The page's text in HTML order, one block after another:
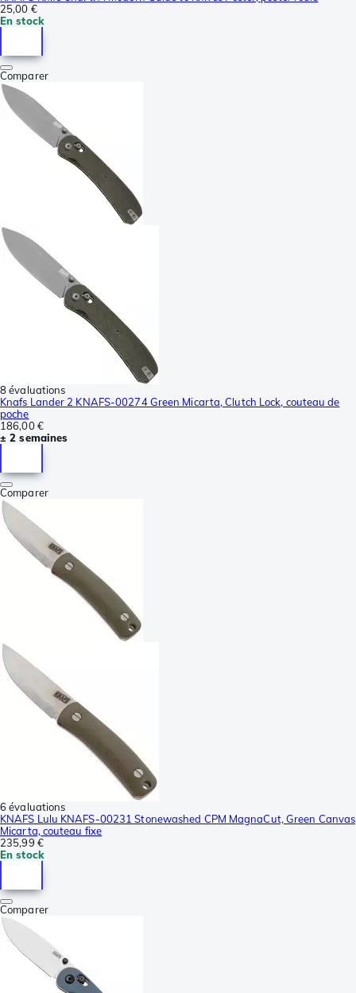
25,00 €
En stock
Comparer
8 évaluations
Knafs Lander 2 KNAFS-00274 Green Micarta, Clutch Lock, couteau de
poche
186,00 €
± 2 semaines
Comparer
6 évaluations
KNAFS Lulu KNAFS-00231 Stonewashed CPM MagnaCut, Green Canvas
Micarta, couteau fixe
235,99 €
En stock
Comparer